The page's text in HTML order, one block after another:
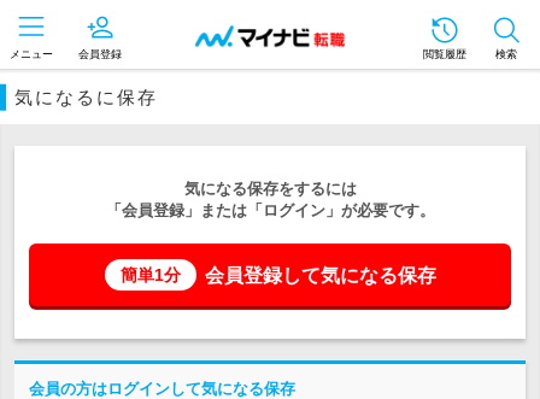
メニュー 会員登録 閲覧履歴 検索
気になるに保存
気になる保存をするには
「会員登録」または「ログイン」が必要です。
簡単1分 会員登録して気になる保存
会員の方はログインして気になる保存